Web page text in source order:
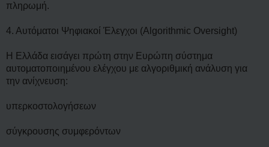
πληρωμή.
4. Αυτόματοι Ψηφιακοί Έλεγχοι (Algorithmic Oversight)
Η Ελλάδα εισάγει πρώτη στην Ευρώπη σύστημα
αυτοματοποιημένου ελέγχου με αλγοριθμική ανάλυση για
την ανίχνευση:
υπερκοστολογήσεων
σύγκρουσης συμφερόντων